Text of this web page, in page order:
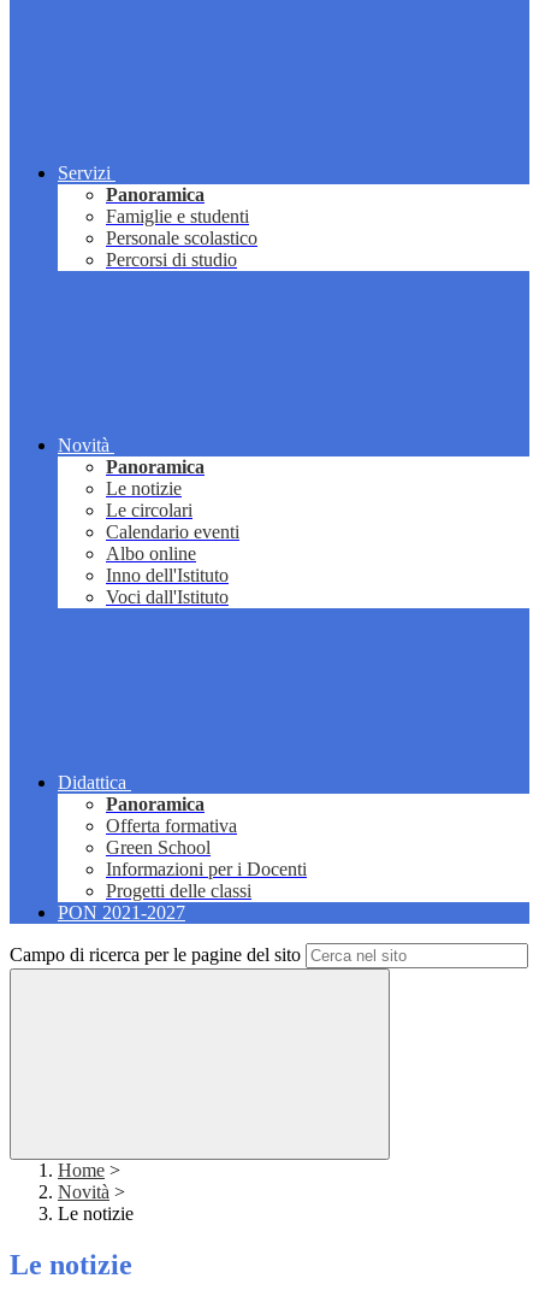
Servizi
Panoramica
Famiglie e studenti
Personale scolastico
Percorsi di studio
Novità
Panoramica
Le notizie
Le circolari
Calendario eventi
Albo online
Inno dell'Istituto
Voci dall'Istituto
Didattica
Panoramica
Offerta formativa
Green School
Informazioni per i Docenti
Progetti delle classi
PON 2021-2027
Campo di ricerca per le pagine del sito
Home >
Novità >
Le notizie
Le notizie